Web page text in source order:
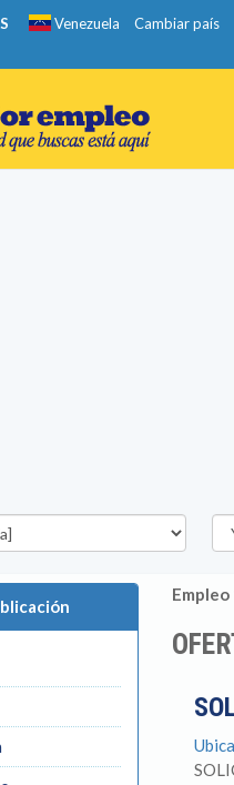
Venezuela Cambiar país
Empleo